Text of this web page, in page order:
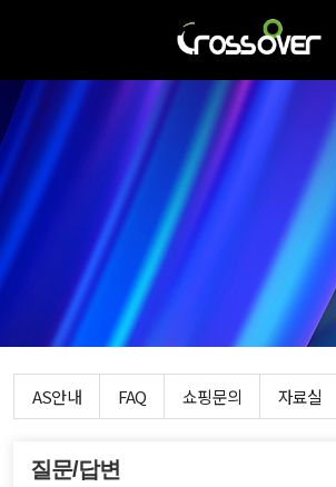
AS안내 FAQ 쇼핑문의 자료실
질문/답변